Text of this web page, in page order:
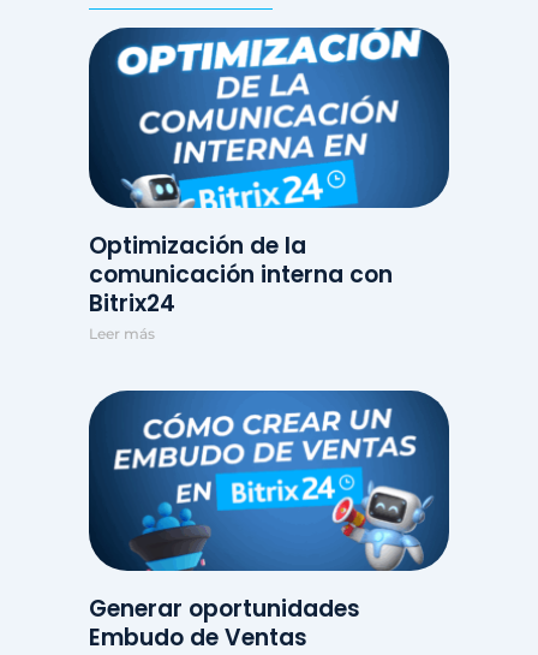
Optimización de la
comunicación interna con
Bitrix24
Leer más
Generar oportunidades
Embudo de Ventas